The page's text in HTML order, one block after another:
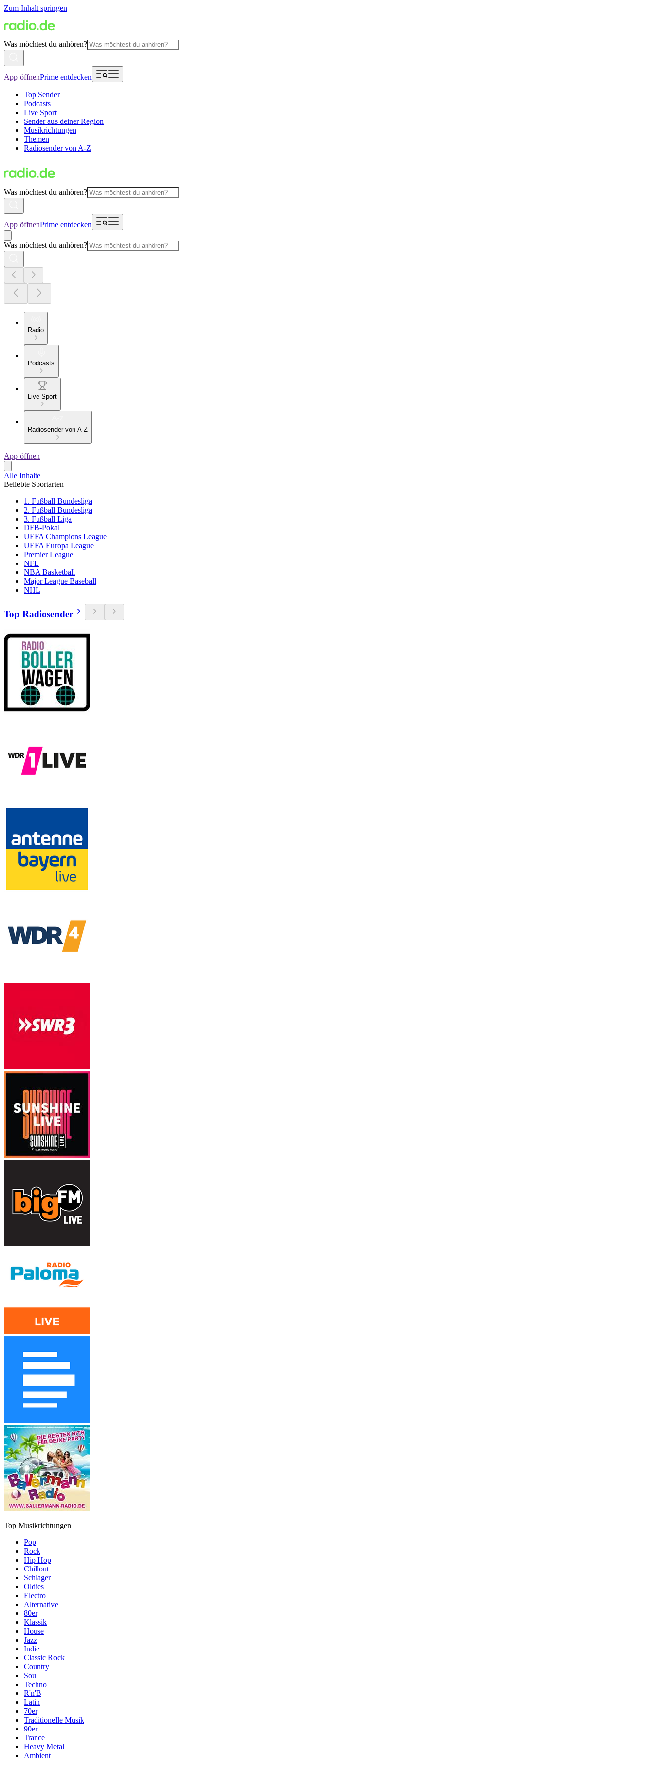
Zum Inhalt springen
Was möchtest du anhören?
App öffnenPrime entdecken
Top Sender
Podcasts
Live Sport
Sender aus deiner Region
Musikrichtungen
Themen
Radiosender von A-Z
Was möchtest du anhören?
App öffnenPrime entdecken
Was möchtest du anhören?
Radio
Podcasts
Live Sport
Radiosender von A-Z
App öffnen
Alle Inhalte
Beliebte Sportarten
1. Fußball Bundesliga
2. Fußball Bundesliga
3. Fußball Liga
DFB-Pokal
UEFA Champions League
UEFA Europa League
Premier League
NFL
NBA Basketball
Major League Baseball
NHL
Top Radiosender
Top Musikrichtungen
Pop
Rock
Hip Hop
Chillout
Schlager
Oldies
Electro
Alternative
80er
Klassik
House
Jazz
Indie
Classic Rock
Country
Soul
Techno
R'n'B
Latin
70er
Traditionelle Musik
90er
Trance
Heavy Metal
Ambient